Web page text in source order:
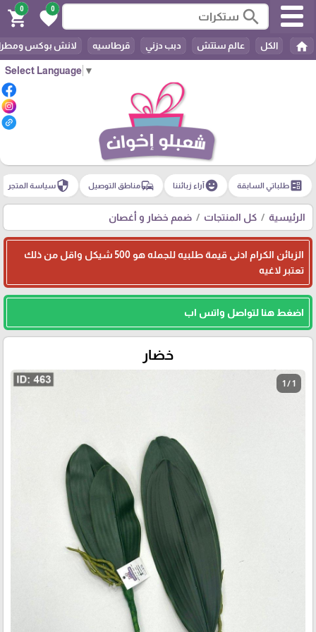
Select Language ▼
search
0
favorite
0
shopping_cart
home الكل عالم ستتش دبب دزني قرطاسيه لانش بوكس
ballotطلباتي السابقة emoji_emotionsآراء زبائننا commuteمناطق التوصيل securityسياسة المتجر
الرئيسية كل المنتجات ضمم خضار و أغصان
الزبائن الكرام ادنى قيمة طلبيه للجمله هو 500 شيكل واقل من ذلك
تعتبر لاغيه
اضغط هنا لتواصل واتس اب
خضار
1 / 1